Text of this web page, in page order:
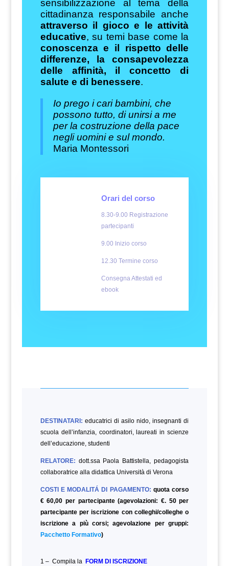
sensibilizzazione al tema della
cittadinanza responsabile anche
attraverso il gioco e le attività
educative, su temi base come la
conoscenza e il rispetto delle
differenze, la consapevolezza
delle affinità, il concetto di
salute e di benessere.
Io prego i cari bambini, che
possono tutto, di unirsi a me
per la costruzione della pace
negli uomini e sul mondo.
Maria Montessori
Orari del corso
8.30-9.00 Registrazione
partecipanti
9.00 Inizio corso
12.30 Termine corso
Consegna Attestati ed
ebook
DESTINATARI: educatrici di asilo nido, insegnanti di
scuola dell’infanzia, coordinatori, laureati in scienze
dell’educazione, studenti
RELATORE: dott.ssa Paola Battistella, pedagogista
collaboratrice alla didattica Università di Verona
COSTI E MODALITÁ DI PAGAMENTO: quota corso
€ 60,00 per partecipante (agevolazioni: €. 50 per
partecipante per iscrizione con colleghi/colleghe o
iscrizione a più corsi; agevolazione per gruppi:
Pacchetto Formativo)
1 – Compila la FORM DI ISCRIZIONE